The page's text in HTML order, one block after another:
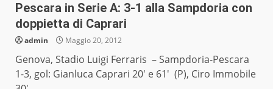
Pescara in Serie A: 3-1 alla Sampdoria con
doppietta di Caprari
admin Maggio 20, 2012
Genova, Stadio Luigi Ferraris – Sampdoria-Pescara
1-3, gol: Gianluca Caprari 20′ e 61′ (P), Ciro Immobile